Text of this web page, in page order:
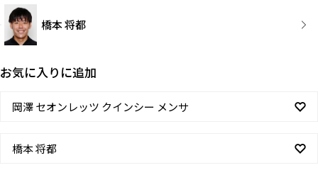
橋本 将都
お気に入りに追加
岡澤 セオンレッツ クインシー メンサ
橋本 将都